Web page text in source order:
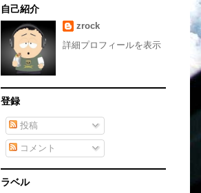
自己紹介
zrock
詳細プロフィールを表示
登録
投稿
コメント
ラベル